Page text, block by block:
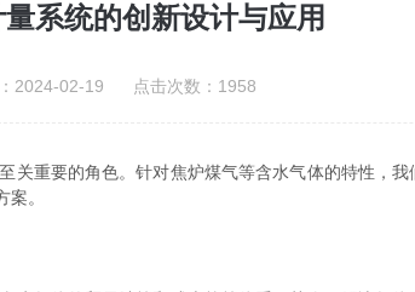
系统的创新设计与应用
：2024-02-19 点击次数：1958
重要的角色。针对焦炉煤气等含水气体的特性，
。